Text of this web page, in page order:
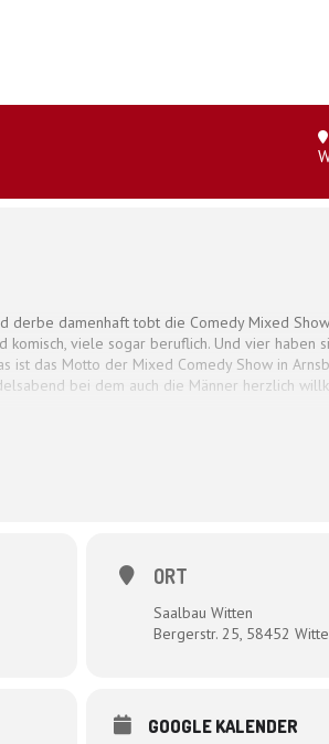
derbe damenhaft tobt die Comedy Mixed
komisch, viele sogar beruflich. Und vier haben
ist das Motto der Mixed Comedy Show in
bei dem auch die Männer herzlich
ORT
Saalbau Witten
Bergerstr. 25, 58452
GOOGLE KALENDER